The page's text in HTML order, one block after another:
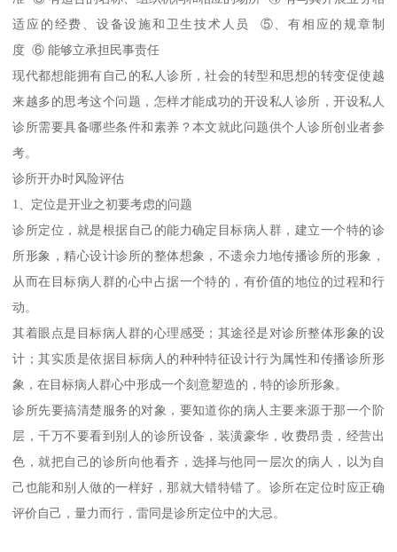
适应的经费、设备设施和卫生技术人员 ⑤、有相应的规章制
度 ⑥ 能够立承担民事责任
现代都想能拥有自己的私人诊所，社会的转型和思想的转变促使越
来越多的思考这个问题，怎样才能成功的开设私人诊所，开设私人
诊所需要具备哪些条件和素养？本文就此问题供个人诊所创业者参
考。
诊所开办时风险评估
1、定位是开业之初要考虑的问题
诊所定位，就是根据自己的能力确定目标病人群，建立一个特的诊
所形象，精心设计诊所的整体想象，不遗余力地传播诊所的形象，
从而在目标病人群的心中占据一个特的，有价值的地位的过程和行
动。
其着眼点是目标病人群的心理感受；其途径是对诊所整体形象的设
计；其实质是依据目标病人的种种特征设计行为属性和传播诊所形
象，在目标病人群心中形成一个刻意塑造的，特的诊所形象。
诊所先要搞清楚服务的对象，要知道你的病人主要来源于那一个阶
层，千万不要看到别人的诊所设备，装潢豪华，收费昂贵，经营出
色，就把自己的诊所向他看齐，选择与他同一层次的病人，以为自
己也能和别人做的一样好，那就大错特错了。诊所在定位时应正确
评价自己，量力而行，雷同是诊所定位中的大忌。